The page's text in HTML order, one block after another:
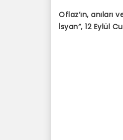
Oflaz’ın,
İsyan”, 12 Eylül